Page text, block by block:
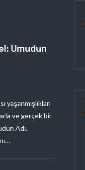
Umudun
yaşanmışlıkları
ve gerçek bir
Adı.